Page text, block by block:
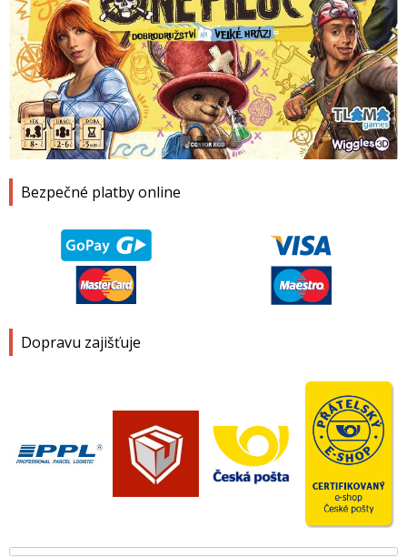
Bezpečné platby online
Dopravu zajišťuje